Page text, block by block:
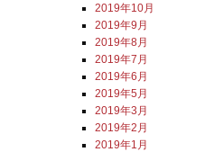
2019年10月
2019年9月
2019年8月
2019年7月
2019年6月
2019年5月
2019年3月
2019年2月
2019年1月